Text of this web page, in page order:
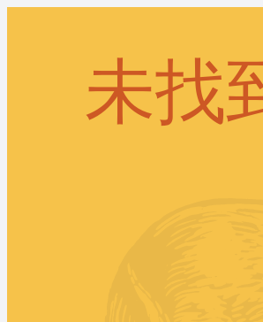
未找